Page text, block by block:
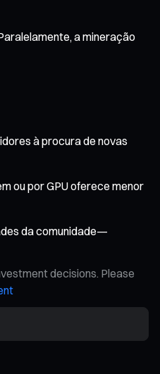
a mineração
à procura de novas
ou por GPU oferece menor
da comunidade—
decisions. Please